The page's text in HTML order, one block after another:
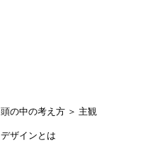
頭の中の考え方 ＞ 主観
デザインとは